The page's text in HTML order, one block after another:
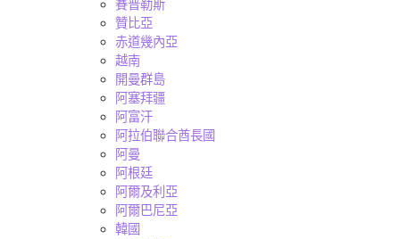
賽普勒斯
贊比亞
赤道幾內亞
越南
開曼群島
阿塞拜疆
阿富汗
阿拉伯聯合酋長國
阿曼
阿根廷
阿爾及利亞
阿爾巴尼亞
韓國